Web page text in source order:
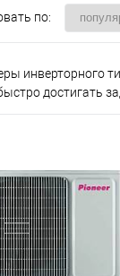
по:
инверторного
достигать